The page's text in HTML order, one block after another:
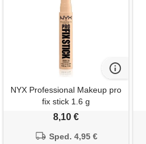
NYX Professional Makeup pro
fix stick 1.6 g
8,10 €
Sped. 4,95 €